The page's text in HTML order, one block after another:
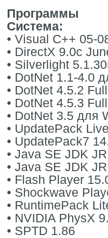
Программы
Система:
• Visual C++ 05-
• DirectX 9.0с
• Silverlight
• DotNet 1.1-4.0
• DotNet 4.5.2
• DotNet 4.5.3
• DotNet 3.5 для
• UpdatePack
• UpdatePack7
• Java SE JDK
• Java SE JDK
• Flash Player
• Shockwave
• RuntimePack
• NVIDIA PhysX
• SPTD 1.86